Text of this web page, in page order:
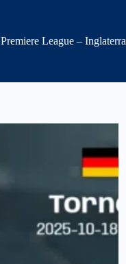
Premiere League – Inglaterra